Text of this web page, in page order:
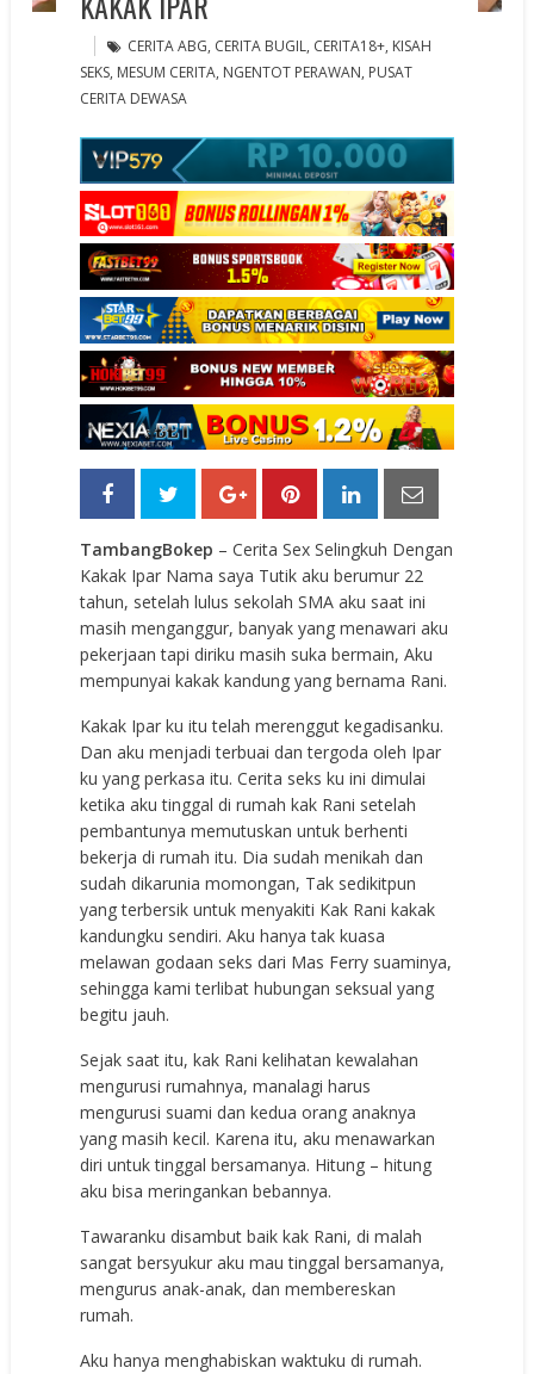
CERITA ABG, CERITA BUGIL, CERITA18+, KISAH
SEKS, MESUM CERITA, NGENTOT PERAWAN, PUSAT
CERITA DEWASA
TambangBokep – Cerita Sex Selingkuh Dengan
Kakak Ipar Nama saya Tutik aku berumur 22
tahun, setelah lulus sekolah SMA aku saat ini
masih menganggur, banyak yang menawari aku
pekerjaan tapi diriku masih suka bermain, Aku
mempunyai kakak kandung yang bernama Rani.
Kakak Ipar ku itu telah merenggut kegadisanku.
Dan aku menjadi terbuai dan tergoda oleh Ipar
ku yang perkasa itu. Cerita seks ku ini dimulai
ketika aku tinggal di rumah kak Rani setelah
pembantunya memutuskan untuk berhenti
bekerja di rumah itu. Dia sudah menikah dan
sudah dikarunia momongan, Tak sedikitpun
yang terbersik untuk menyakiti Kak Rani kakak
kandungku sendiri. Aku hanya tak kuasa
melawan godaan seks dari Mas Ferry suaminya,
sehingga kami terlibat hubungan seksual yang
begitu jauh.
Sejak saat itu, kak Rani kelihatan kewalahan
mengurusi rumahnya, manalagi harus
mengurusi suami dan kedua orang anaknya
yang masih kecil. Karena itu, aku menawarkan
diri untuk tinggal bersamanya. Hitung – hitung
aku bisa meringankan bebannya.
Tawaranku disambut baik kak Rani, di malah
sangat bersyukur aku mau tinggal bersamanya,
mengurus anak-anak, dan membereskan
rumah.
Aku hanya menghabiskan waktuku di rumah.